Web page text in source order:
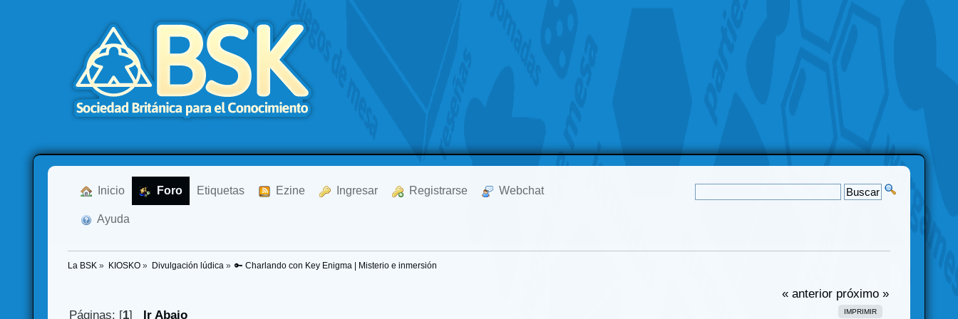
Inicio Foro Etiquetas Ezine Ingresar Registrarse Webchat
Ayuda
La BSK » KIOSKO» Divulgación lúdica » 🔑 Charlando con Key Enigma | Misterio e inmersión
« anterior próximo »
IMPRIMIR
Páginas: [1] Ir Abajo